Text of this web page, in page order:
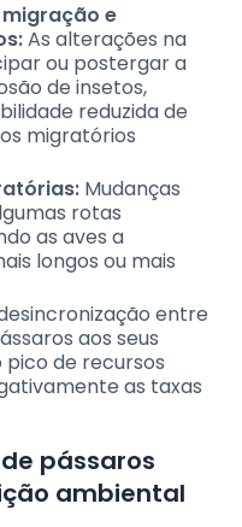
e
As alterações na
ou postergar a
de insetos,
reduzida de
migratórios
Mudanças
rotas
as aves a
longos ou mais
entre
aos seus
de recursos
as taxas
pássaros
ambiental